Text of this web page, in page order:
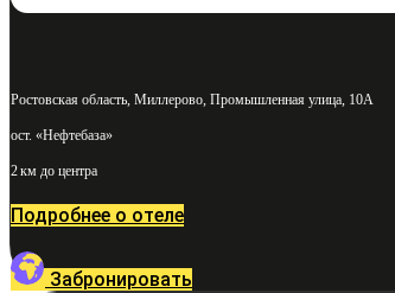
Ростовская область, Миллерово, Промышленная улица, 10А
ост. «Нефтебаза»
2 км до центра
Подробнее о отеле
Забронировать